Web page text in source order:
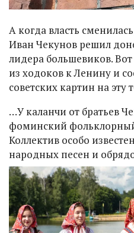
А когда власть
Иван Чекунов решил
лидера большевиков.
из ходоков к Ленину и
советских картин на эту
…У каланчи от братьев
фоминский
Коллектив особо
народных песен и